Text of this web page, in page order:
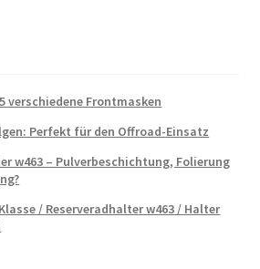
verschiedene Frontmasken
Perfekt für den Offroad-Einsatz
w463 – Pulverbeschichtung, Folierung
/ Reserveradhalter w463 / Halter